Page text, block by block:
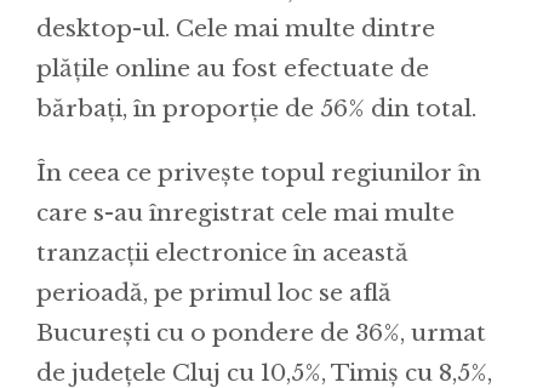
desktop-ul. Cele mai multe dintre
plățile online au fost efectuate de
bărbați, în proporție de 56% din total.
În ceea ce privește topul regiunilor în
care s-au înregistrat cele mai multe
tranzacții electronice în această
perioadă, pe primul loc se află
București cu o pondere de 36%, urmat
de județele Cluj cu 10,5%, Timiș cu 8,5%,